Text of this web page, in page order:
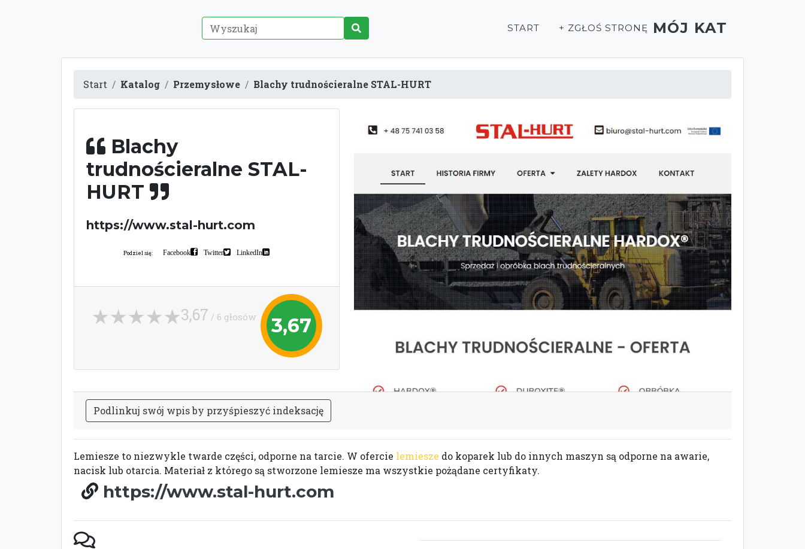
START + ZGŁOŚ STRONĘ MÓJ KAT
Start Katalog Przemysłowe Blachy trudnościeralne STAL-HURT
Blachy
trudnościeralne STAL-
HURT
https://www.stal-hurt.com
Podziel się: Facebook Twitter LinkedIn
3,67
3,67 / 6 głosów
Podlinkuj swój wpisby przyśpieszyć indeksację
Lemiesze to niezwykle twarde części, odporne na tarcie. W ofercie lemiesze do koparek lub do innych maszyn są odporne na awarie,
nacisk lub otarcia. Materiał z którego są stworzone lemiesze ma wszystkie pożądane certyfikaty.
https://www.stal-hurt.com